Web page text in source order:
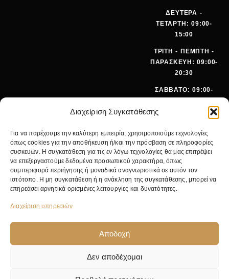
Διαχείριση Συγκατάθεσης
Για να παρέχουμε την καλύτερη εμπειρία, χρησιμοποιούμε τεχνολογίες
όπως cookies για την αποθήκευση ή/και την πρόσβαση σε πληροφορίες
συσκευών. Η συγκατάθεση για τις εν λόγω τεχνολογίες θα μας επιτρέψει
να επεξεργαστούμε δεδομένα προσωπικού χαρακτήρα, όπως
συμπεριφορά περιήγησης ή μοναδικά αναγνωριστικά σε αυτόν τον
ιστότοπο. Η μη συγκατάθεση ή η ανάκληση της συγκατάθεσης, μπορεί να
επηρεάσει αρνητικά ορισμένες λειτουργίες και δυνατότητες.
Διαχείριση υπηρεσιών
Αποδοχή
Δεν αποδέχομαι
ΔΕΥΤΕΡΑ -
ΤΕΤΑΡΤΗ: 09:00-
15:00
ΤΡΙΤΗ - ΠΕΜΠΤΗ -
ΠΑΡΑΣΚΕΥΗ: 09:00-
20:30
ΣΑΒΒΑΤΟ: 09:00-
ΩΝΟ:
642 9062
EMA
IL:
SALES@PANOI
KOS.GR
ΚΕΝΤΡΙΚ
Ο
ΚΑΤΑΣΤΗ
ΝΙΚ.
ΓΚΥΖΗ 24,